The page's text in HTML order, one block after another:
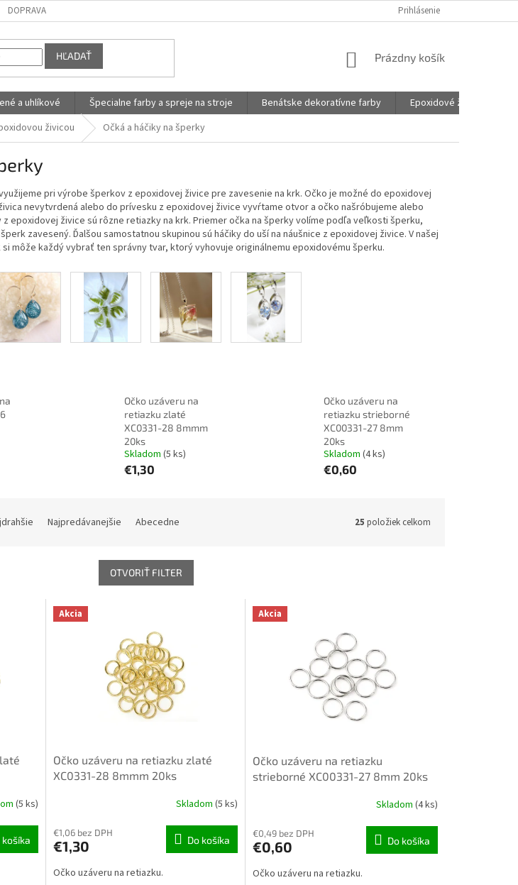
DOPRAVA Prihlásenie
HĽADAŤ
NÁKUPNÝ
Prázdny košík
a uhlíkové Špecialne farby a spreje na stroje Benátske dekoratívne farby
Epoxidové živice na
živicou Očká a háčiky na šperky
pri výrobe šperkov z epoxidovej živice pre zavesenie na krk. Očko je možné do epoxidovej
nevytvrdená alebo do prívesku z epoxidovej živice vyvŕtame otvor a očko našróbujeme alebo
epoxidovej živice sú rôzne retiazky na krk. Priemer očka na šperky volíme podľa veľkosti šperku,
zavesený. Ďalšou samostatnou skupinou sú háčiky do uší na náušnice z epoxidovej živice. V našej
môže každý vybrať ten správny tvar, ktorý vyhovuje originálnemu epoxidovému šperku.
Očko uzáveru na
retiazku zlaté
XC0331-28 8mmm
20ks
Skladom (5 ks)
€1,30
Očko uzáveru na
retiazku strieborné
XC00331-27 8mm
20ks
Skladom (4 ks)
€0,60
Najpredávanejšie Abecedne 25 položiek celkom
OTVORIŤ FILTER
(5 ks)
košíka
Akcia
Očko uzáveru na retiazku zlaté
XC0331-28 8mmm 20ks
Skladom (5 ks)
€1,06 bez DPH
€1,30 Do košíka
Očko uzáveru na retiazku.
Akcia
Očko uzáveru na retiazku
strieborné XC00331-27 8mm 20ks
Skladom (4 ks)
€0,49 bez DPH
€0,60 Do košíka
Očko uzáveru na retiazku.